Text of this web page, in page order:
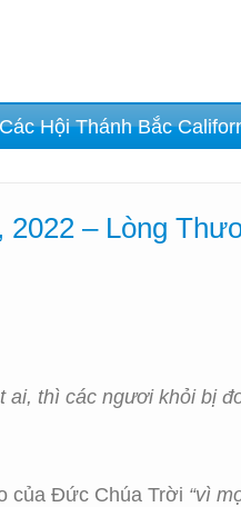
Các Hội Thánh Bắc
– Lòng
thì các ngươi khỏi bị
của Đức Chúa Trời “vì